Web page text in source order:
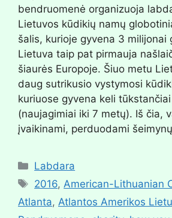
bendruomenė organizuoja
Lietuvos kūdikių namų
šalis, kurioje gyvena 3 milijonai
Lietuva taip pat pirmauja
šiaurės Europoje. Šiuo metu
daug sutrikusio vystymosi
kuriuose gyvena keli
(naujagimiai iki 7 metų). Iš čia,
įvaikinami, perduodami
Labdara
2016, American-Lithuanian
Atlanta, Atlantos Amerikos